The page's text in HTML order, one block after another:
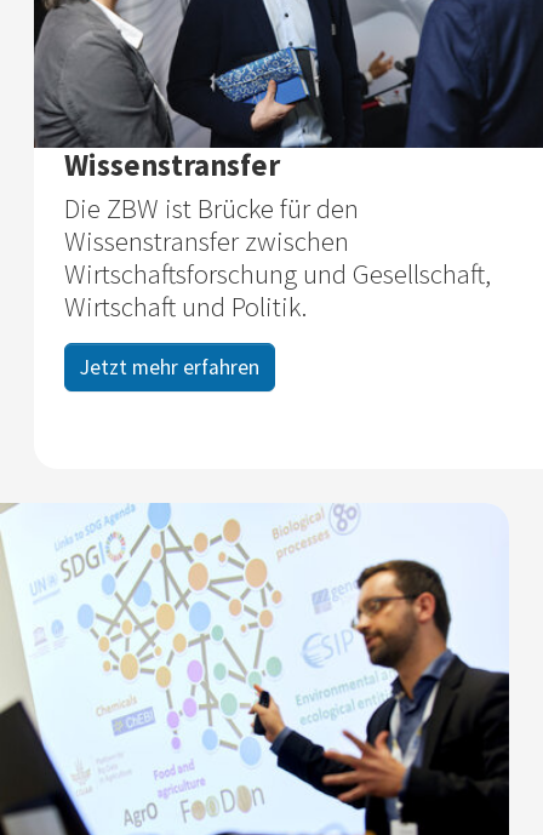
Wissenstransfer
Die ZBW ist Brücke für den
Wissenstransfer zwischen
Wirtschaftsforschung und Gesellschaft,
Wirtschaft und Politik.
Jetzt mehr erfahren